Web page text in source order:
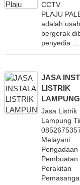
CCTV
PLAJU
adalah
bergerak
penyedia ...
JASA
LISTRIK
Jasa Listrik
Lampung
Melayani
Pengadaan
Pembuatan
Perakitan